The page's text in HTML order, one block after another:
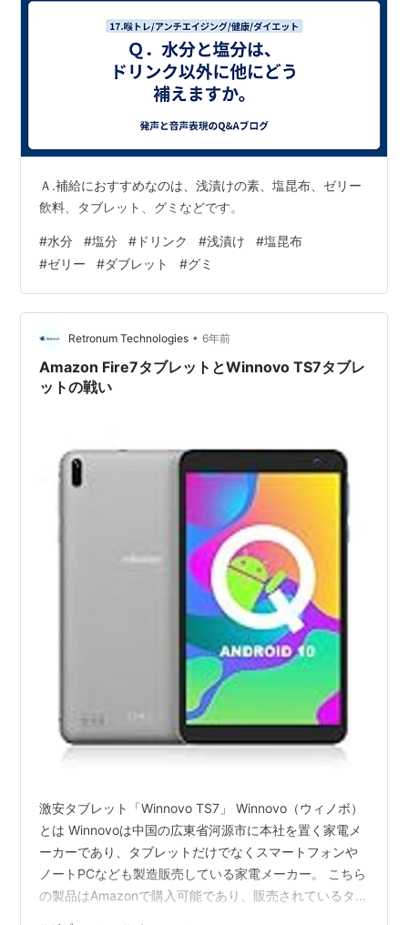
Ａ.補給におすすめなのは、浅漬けの素、塩昆布、ゼリー
飲料、タブレット、グミなどです。
#水分 #塩分 # ドリンク #浅漬け #塩昆布
#ゼリー #ダブレット #グミ
Retronum Technologies • 6年前
Amazon Fire7タブレットとWinnovo TS7タブレ
ットの戦い
激安タブレット「Winnovo TS7」 Winnovo（ウィノボ）
とは Winnovoは中国の広東省河源市に本社を置く家電メ
ーカーであり、タブレットだけでなくスマートフォンや
ノートPCなども製造販売している家電メーカー。 こちら
の製品はAmazonで購入可能であり、販売されているタブ